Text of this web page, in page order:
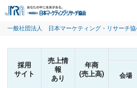
一般社団法人 日本マーケティング・リサーチ協
採用
サイト
売上情
報
あり
年商
(売上高)
会場